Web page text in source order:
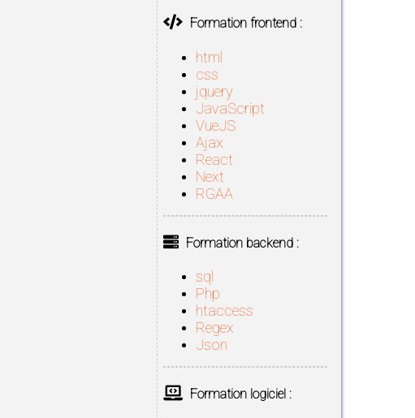
Formation frontend :
html
css
jquery
JavaScript
VueJS
Ajax
React
Next
RGAA
Formation backend :
sql
Php
htaccess
Regex
Json
Formation logiciel :